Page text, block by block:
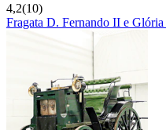
4,2(10)
Fragata D. Fernando II e Glória